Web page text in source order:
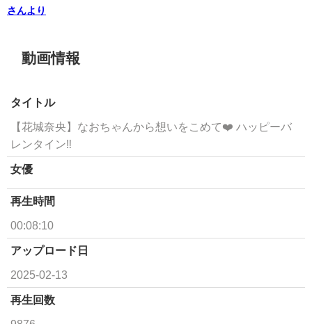
さんより
動画情報
タイトル
【花城奈央】なおちゃんから想いをこめて❤️ ハッピーバ
レンタイン‼︎
女優
再生時間
00:08:10
アップロード日
2025-02-13
再生回数